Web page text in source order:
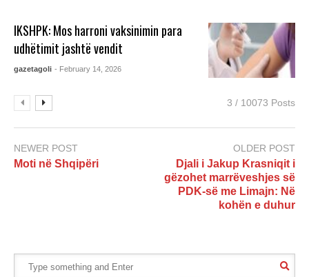
IKSHPK: Mos harroni vaksinimin para
udhëtimit jashtë vendit
gazetagoli - February 14, 2026
3 / 10073 Posts
NEWER POST
Moti në Shqipëri
OLDER POST
Djali i Jakup Krasniqit i
gëzohet marrëveshjes së
PDK-së me Limajn: Në
kohën e duhur